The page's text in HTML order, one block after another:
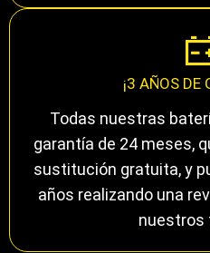
¡3 AÑOS DE
Todas nuestras
garantía de 24 meses,
sustitución gratuita, y
años realizando una
nuestros